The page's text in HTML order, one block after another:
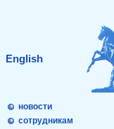
English
новости
сотрудникам